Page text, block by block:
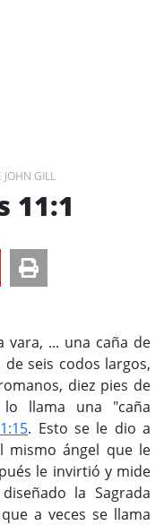
GILL
11:1
vara, ... una caña de
seis codos largos,
diez pies de
llama una "caña
. Esto se le dio a
mismo ángel que le
le invirtió y mide
la Sagrada
a veces se llama